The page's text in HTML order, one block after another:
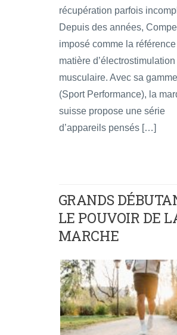
récupération parfois
Depuis des années,
imposé comme la
matière d’électrostimulation
musculaire. Avec sa
(Sport Performance), la
suisse propose une série
d’appareils pensés […]
GRANDS
LE POUVOIR DE
MARCHE